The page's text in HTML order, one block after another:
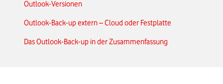
Outlook-Versionen
Outlook-Back-up extern – Cloud oder Festplatte
Das Outlook-Back-up in der Zusammenfassung